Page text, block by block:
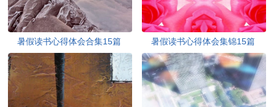
暑假读书心得体会合集15篇 暑假读书心得体会集锦15篇